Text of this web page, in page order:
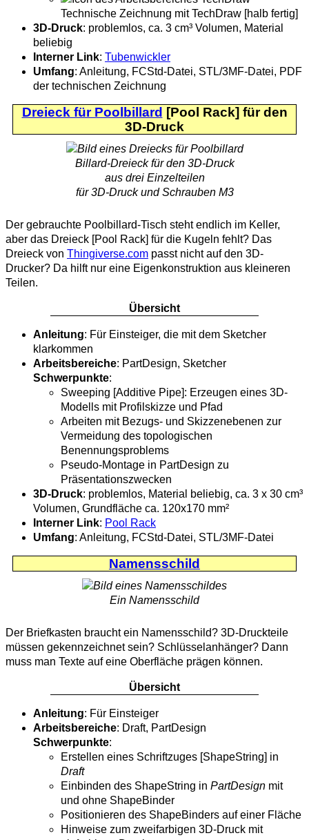
Technische Zeichnung mit TechDraw [halb fertig]
3D-Druck: problemlos, ca. 3 cm³ Volumen, Material
beliebig
Interner Link: Tubenwickler
Umfang: Anleitung, FCStd-Datei, STL/3MF-Datei, PDF
der technischen Zeichnung
Dreieck für Poolbillard [Pool Rack] für den
3D-Druck
Billard-Dreieck für den 3D-Druck
aus drei Einzelteilen
für 3D-Druck und Schrauben M3
Der gebrauchte Poolbillard-Tisch steht endlich im Keller,
aber das Dreieck [Pool Rack] für die Kugeln fehlt? Das
Dreieck von Thingiverse.com passt nicht auf den 3D-
Drucker? Da hilft nur eine Eigenkonstruktion aus kleineren
Teilen.
Übersicht
Anleitung: Für Einsteiger, die mit dem Sketcher
klarkommen
Arbeitsbereiche: PartDesign, Sketcher
Schwerpunkte:
Sweeping [Additive Pipe]: Erzeugen eines 3D-
Modells mit Profilskizze und Pfad
Arbeiten mit Bezugs- und Skizzenebenen zur
Vermeidung des topologischen
Benennungsproblems
Pseudo-Montage in PartDesign zu
Präsentationszwecken
3D-Druck: problemlos, Material beliebig, ca. 3 x 30 cm³
Volumen, Grundfläche ca. 120x170 mm²
Interner Link: Pool Rack
Umfang: Anleitung, FCStd-Datei, STL/3MF-Datei
Namensschild
Ein Namensschild
Der Briefkasten braucht ein Namensschild? 3D-Druckteile
müssen gekennzeichnet sein? Schlüsselanhänger? Dann
muss man Texte auf eine Oberfläche prägen können.
Übersicht
Anleitung: Für Einsteiger
Arbeitsbereiche: Draft, PartDesign
Schwerpunkte:
Erstellen eines Schriftzuges [ShapeString] in
Draft
Einbinden des ShapeString in PartDesign mit
und ohne ShapeBinder
Positionieren des ShapeBinders auf einer Fläche
Hinweise zum zweifarbigen 3D-Druck mit